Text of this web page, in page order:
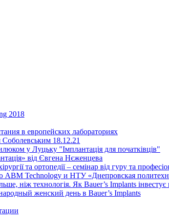
2018
в европейских лабораториях
18.12.21
у Луцьку "Імплантація для початківців"
від Євгена Нєженцева
та ортопедії – семінар від гуру та
ABM Technology и НТУ «Днепровская
ніж технологія. Як Bauer’s Implants
женский день в Bauer’s Implants